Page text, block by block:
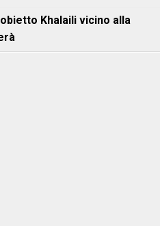
Khalaili vicino alla